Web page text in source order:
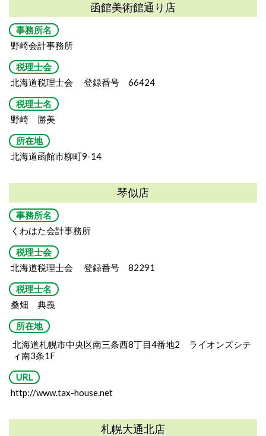
函館美術館通り店
事務所名
野崎会計事務所
税理士会
北海道税理士会 登録番号 66424
税理士名
野崎 勝美
所在地
北海道函館市柳町9-14
琴似店
事務所名
くわはた会計事務所
税理士会
北海道税理士会 登録番号 82291
税理士名
桑畑 典義
所在地
北海道札幌市中央区南三条西8丁目4番地2 ライオンズシテ
ィ南3条1F
URL
http://www.tax-house.net
札幌大通北店